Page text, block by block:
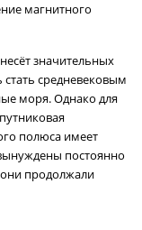
магнитного
значительных
средневековым
моря. Однако для
полюса имеет
постоянно
они продолжали